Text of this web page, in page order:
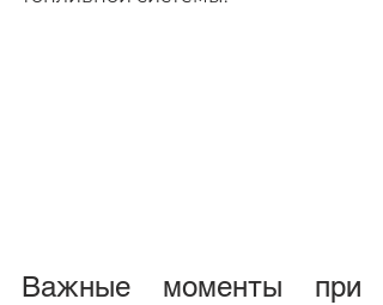
Важные моменты при